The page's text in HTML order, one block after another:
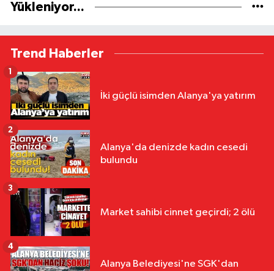
Yükleniyor...
Trend Haberler
İki güçlü isimden Alanya'ya yatırım
1
Alanya'da denizde kadın cesedi
bulundu
2
Market sahibi cinnet geçirdi; 2 ölü
3
Alanya Belediyesi'ne SGK'dan
4